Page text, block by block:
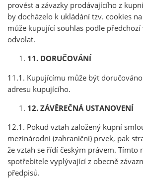
provést a závazky prodávajícího z
by docházelo k ukládání tzv. cookies
může kupující souhlas podle
odvolat.
11. DORUČOVÁNÍ
11.1. Kupujícímu může být
adresu kupujícího.
12. ZÁVĚREČNÁ USTANOVENÍ
12.1. Pokud vztah založený kupní
mezinárodní (zahraniční) prvek, pak
že vztah se řídí českým právem. Tímto
spotřebitele vyplývající z obecně
předpisů.